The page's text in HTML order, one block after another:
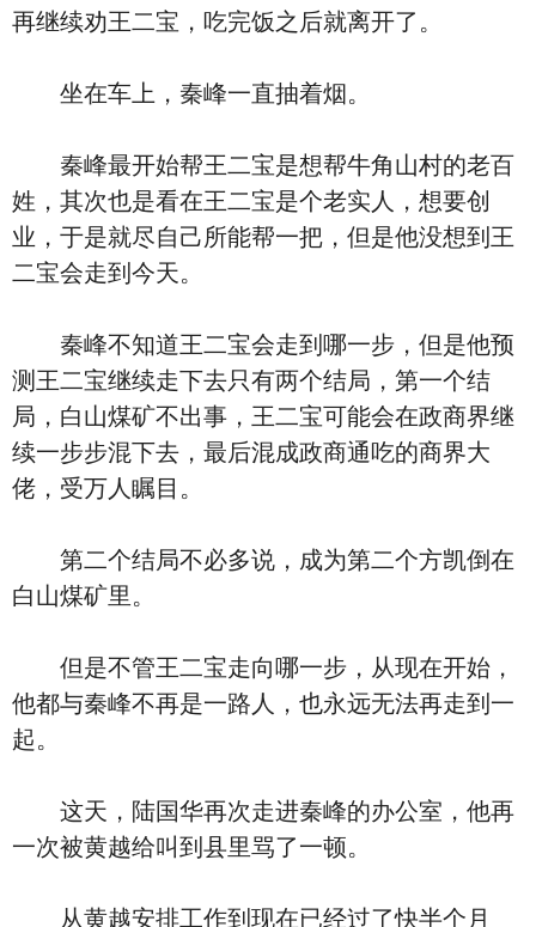
再继续劝王二宝，吃完饭之后就离开了。
坐在车上，秦峰一直抽着烟。
秦峰最开始帮王二宝是想帮牛角山村的老百
姓，其次也是看在王二宝是个老实人，想要创
业，于是就尽自己所能帮一把，但是他没想到王
二宝会走到今天。
秦峰不知道王二宝会走到哪一步，但是他预
测王二宝继续走下去只有两个结局，第一个结
局，白山煤矿不出事，王二宝可能会在政商界继
续一步步混下去，最后混成政商通吃的商界大
佬，受万人瞩目。
第二个结局不必多说，成为第二个方凯倒在
白山煤矿里。
但是不管王二宝走向哪一步，从现在开始，
他都与秦峰不再是一路人，也永远无法再走到一
起。
这天，陆国华再次走进秦峰的办公室，他再
一次被黄越给叫到县里骂了一顿。
从黄越安排工作到现在已经过了快半个月